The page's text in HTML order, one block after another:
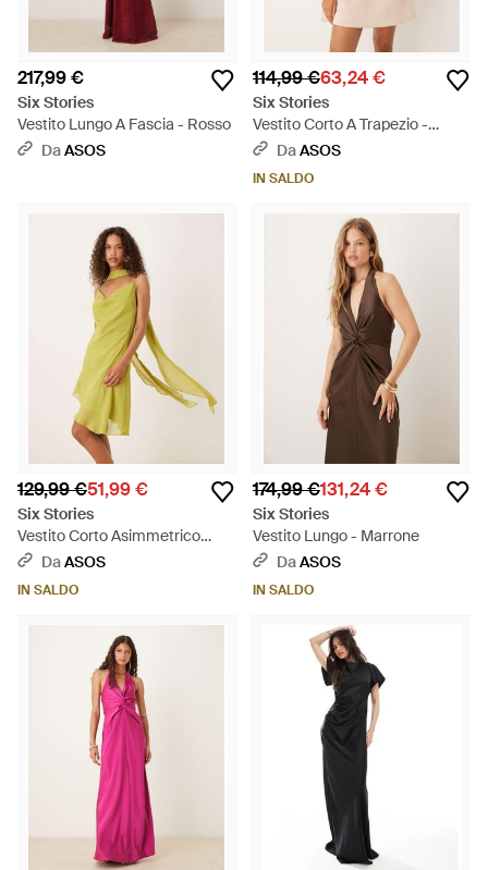
217,99 €
Six Stories
Vestito Lungo A Fascia - Rosso
DaASOS
114,99 €63,24 €
Six Stories
Vestito Corto A Trapezio -
Neutro
DaASOS
IN SALDO
129,99 €51,99 €
Six Stories
Vestito Corto Asimmetrico
Color Oliva Con Volant E
DaASOS
IN SALDO
174,99 €131,24 €
Six Stories
Vestito Lungo - Marrone
DaASOS
IN SALDO